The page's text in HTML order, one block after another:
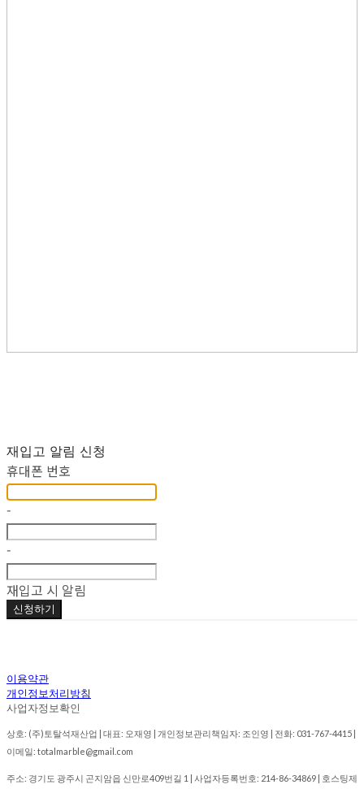
재입고 알림 신청
휴대폰 번호
-
-
재입고 시 알림
신청하기
이용약관
개인정보처리방침
사업자정보확인
상호: (주)토탈석재산업 | 대표: 오재영 | 개인정보관리책임자: 조인영 | 전화: 031-767-4415 |
이메일: totalmarble@gmail.com
주소: 경기도 광주시 곤지암읍 신만로409번길 1 | 사업자등록번호: 214-86-34869 | 호스팅제